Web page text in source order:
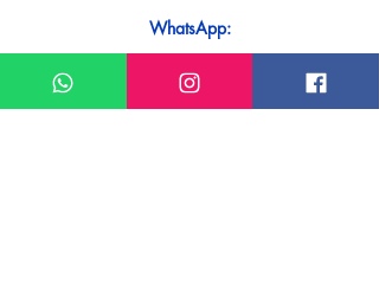
WhatsApp:
Mensagem: